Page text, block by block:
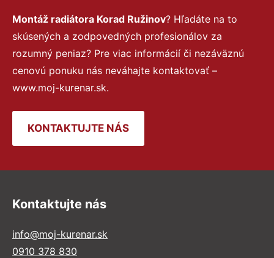
Montáž radiátora Korad Ružinov? Hľadáte na to
skúsených a zodpovedných profesionálov za
rozumný peniaz? Pre viac informácií či nezáväznú
cenovú ponuku nás neváhajte kontaktovať –
www.moj-kurenar.sk.
KONTAKTUJTE NÁS
Kontaktujte nás
info@moj-kurenar.sk
0910 378 830